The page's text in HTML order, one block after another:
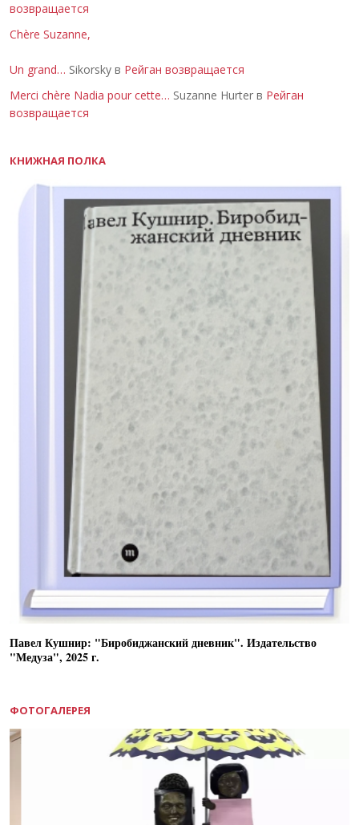
возвращается
Chère Suzanne,
Un grand… Sikorsky в Рейган возвращается
Merci chère Nadia pour cette… Suzanne Hurter в Рейган
возвращается
КНИЖНАЯ ПОЛКА
Павел Кушнир: "Биробиджанский дневник". Издательство
"Медуза", 2025 г.
ФОТОГАЛЕРЕЯ